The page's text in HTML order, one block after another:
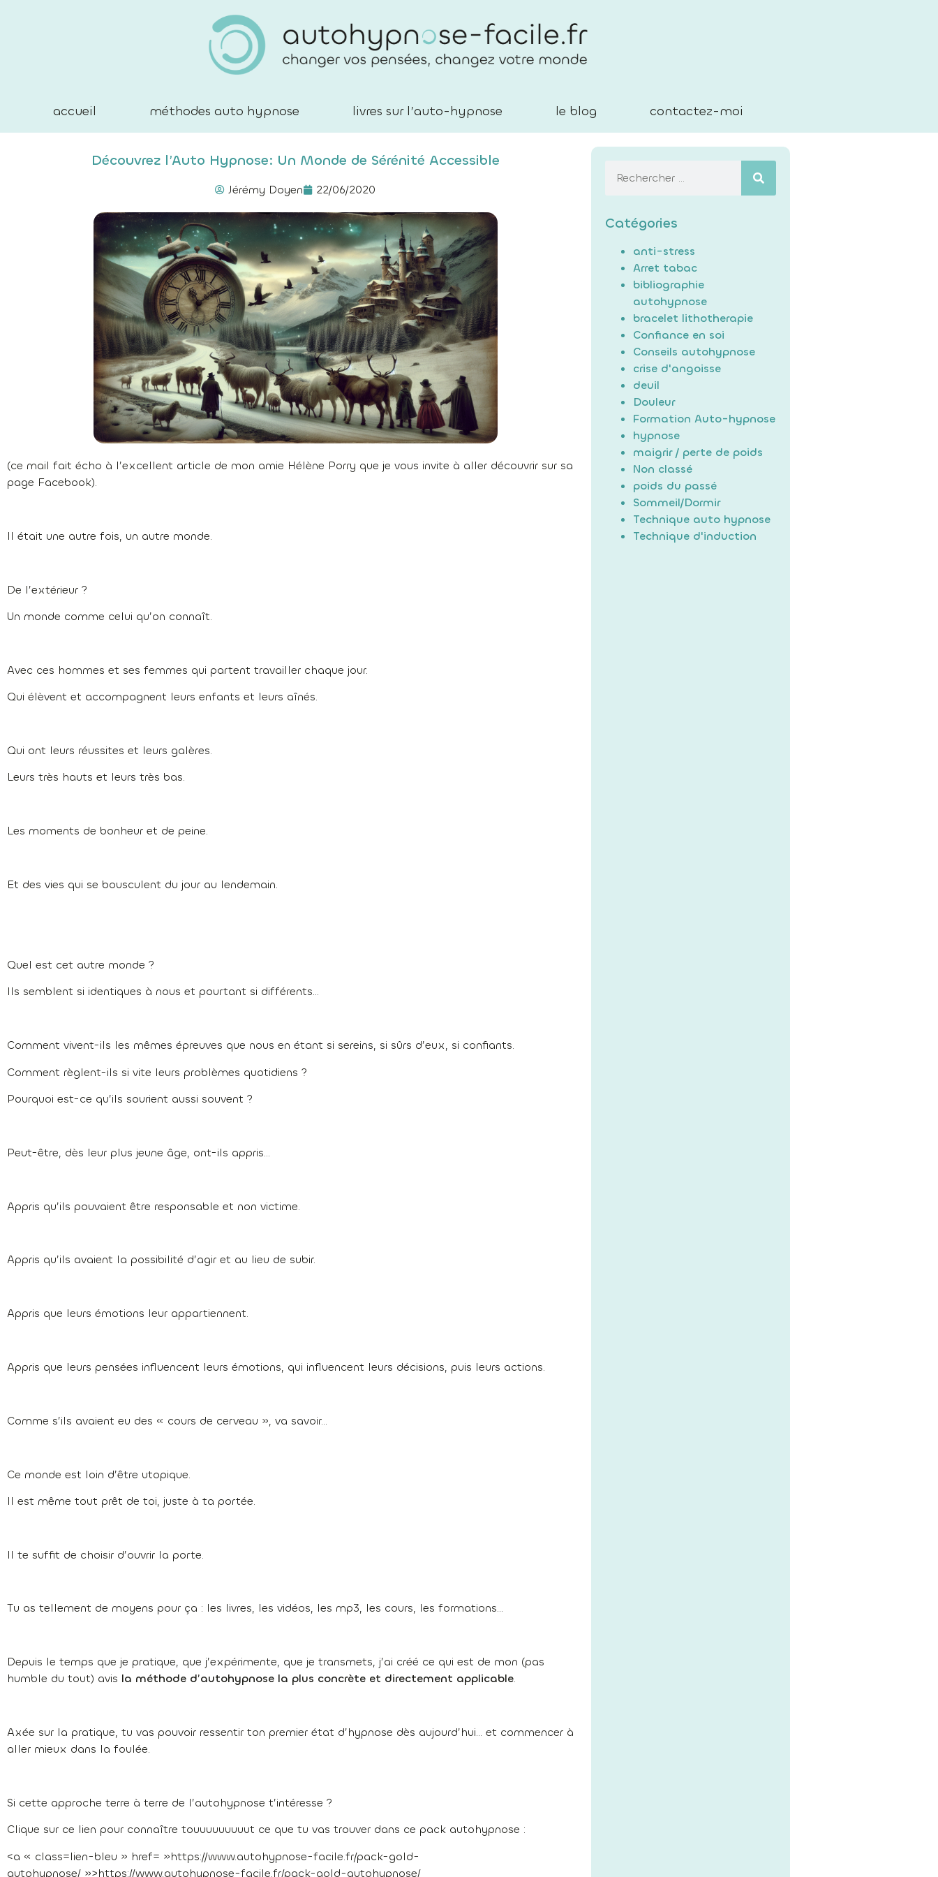
accueil méthodes auto hypnose livres sur l’auto-hypnose le blog contactez-moi
Découvrez l’Auto Hypnose: Un Monde de Sérénité Accessible
Jérémy Doyen 22/06/2020
(ce mail fait écho à l’excellent article de mon amie Hélène Porry que je vous invite à aller découvrir sur sa
page Facebook).
Il était une autre fois, un autre monde.
De l’extérieur ?
Un monde comme celui qu’on connaît.
Avec ces hommes et ses femmes qui partent travailler chaque jour.
Qui élèvent et accompagnent leurs enfants et leurs aînés.
Qui ont leurs réussites et leurs galères.
Leurs très hauts et leurs très bas.
Les moments de bonheur et de peine.
Et des vies qui se bousculent du jour au lendemain.
Quel est cet autre monde ?
Ils semblent si identiques à nous et pourtant si différents…
Comment vivent-ils les mêmes épreuves que nous en étant si sereins, si sûrs d’eux, si confiants.
Comment règlent-ils si vite leurs problèmes quotidiens ?
Pourquoi est-ce qu’ils sourient aussi souvent ?
Peut-être, dès leur plus jeune âge, ont-ils appris…
Appris qu’ils pouvaient être responsable et non victime.
Appris qu’ils avaient la possibilité d’agir et au lieu de subir.
Appris que leurs émotions leur appartiennent.
Appris que leurs pensées influencent leurs émotions, qui influencent leurs décisions, puis leurs actions.
Comme s’ils avaient eu des « cours de cerveau », va savoir…
Ce monde est loin d’être utopique.
Il est même tout prêt de toi, juste à ta portée.
Il te suffit de choisir d’ouvrir la porte.
Tu as tellement de moyens pour ça : les livres, les vidéos, les mp3, les cours, les formations…
Depuis le temps que je pratique, que j’expérimente, que je transmets, j’ai créé ce qui est de mon (pas
humble du tout) avis la méthode d’autohypnose la plus concrète et directement applicable.
Axée sur la pratique, tu vas pouvoir ressentir ton premier état d’hypnose dès aujourd’hui… et commencer à
aller mieux dans la foulée.
Si cette approche terre à terre de l’autohypnose t’intéresse ?
Clique sur ce lien pour connaître touuuuuuuuut ce que tu vas trouver dans ce pack autohypnose :
<a « class=lien-bleu » href= »https://www.autohypnose-facile.fr/pack-gold-
autohypnose/ »>https://www.autohypnose-facile.fr/pack-gold-autohypnose/
Catégories
anti-stress
Arret tabac
bibliographie
autohypnose
bracelet lithotherapie
Confiance en soi
Conseils autohypnose
crise d'angoisse
deuil
Douleur
Formation Auto-hypnose
hypnose
maigrir / perte de poids
Non classé
poids du passé
Sommeil/Dormir
Technique auto hypnose
Technique d'induction